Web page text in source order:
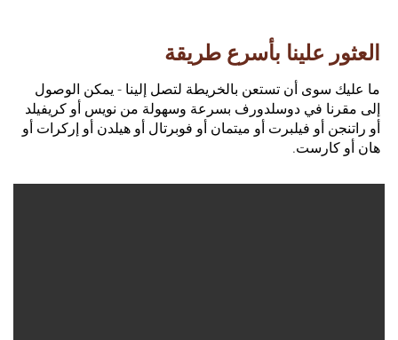
العثور علينا بأسرع طريقة
ما عليك سوى أن تستعن بالخريطة لتصل إلينا - يمكن الوصول
إلى مقرنا في دوسلدورف بسرعة وسهولة من نويس أو كريفيلد
أو راتنجن أو فيلبرت أو ميتمان أو فوبرتال أو هيلدن أو إركرات أو
هان أو كارست.